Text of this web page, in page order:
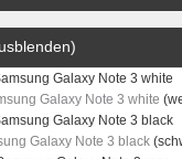
Galaxy Note 3 white
Galaxy Note 3 black